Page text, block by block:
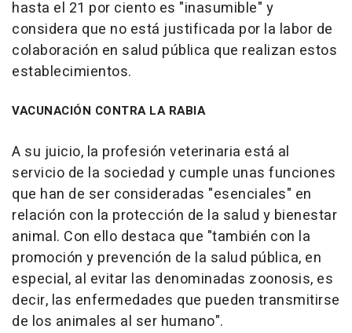
hasta el 21 por ciento es "inasumible" y
considera que no está justificada por la labor de
colaboración en salud pública que realizan estos
establecimientos.
VACUNACIÓN CONTRA LA RABIA
A su juicio, la profesión veterinaria está al
servicio de la sociedad y cumple unas funciones
que han de ser consideradas "esenciales" en
relación con la protección de la salud y bienestar
animal. Con ello destaca que "también con la
promoción y prevención de la salud pública, en
especial, al evitar las denominadas zoonosis, es
decir, las enfermedades que pueden transmitirse
de los animales al ser humano".